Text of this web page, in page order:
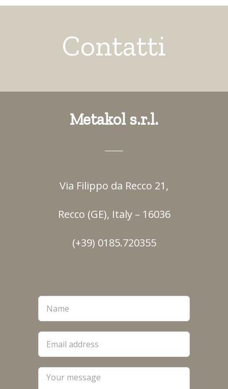
Contatti
Metakol s.r.l.
Via Filippo da Recco 21,
Recco (GE), Italy – 16036
(+39) 0185.720355